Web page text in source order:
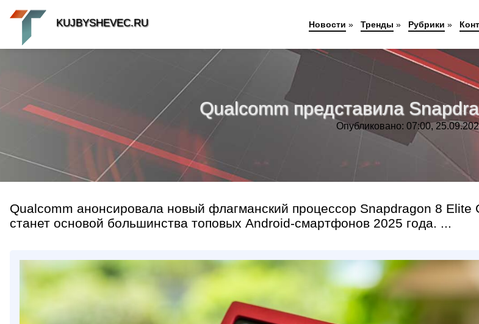
Qualcomm представила
Опубликовано: 07:00,
Qualcomm анонсировала новый флагманский процессор Snapdragon 8 Elite
станет основой большинства топовых Android-смартфонов 2025 года. ...
KUJBYSHEVEC.RU Новости » Тренды » Рубрики »